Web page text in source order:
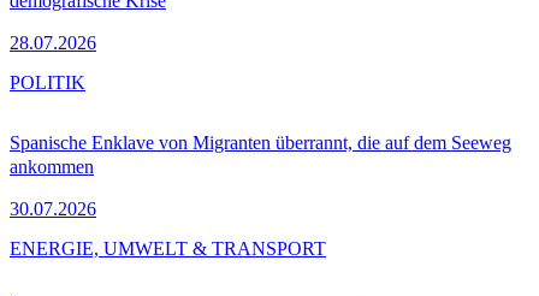
28.07.2026
Spanische Enklave von Migranten überrannt, die auf dem Seeweg
ankommen
30.07.2026
POLITIK
ENERGIE, UMWELT & TRANSPORT